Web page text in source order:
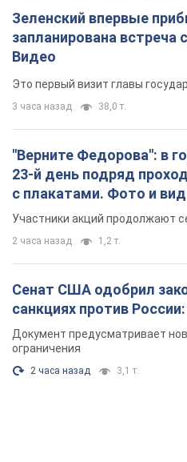
Зеленский впервые
запланирована встреча
Видео
Это первый визит главы
3 часа назад 38,0 т.
"Верните Федорова": в
23-й день подряд
с плакатами. Фото и
Участники акций продолжают
2 часа назад 1,2 т.
Сенат США одобрил
санкциях против
Документ предусматривает
ограничения
2 часа назад 3,1 т.